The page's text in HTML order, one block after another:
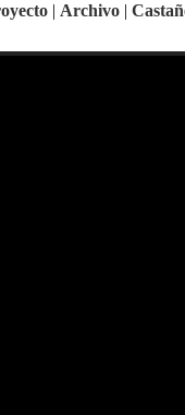
| Archivo |